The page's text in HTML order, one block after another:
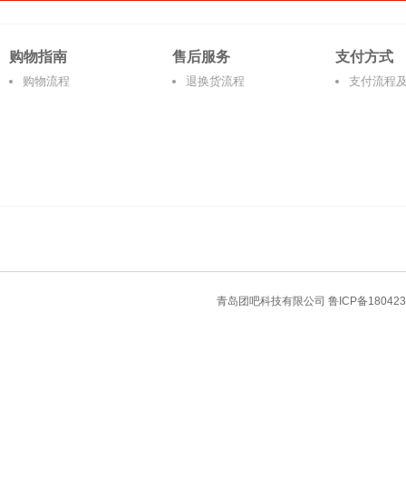
购物指南
购物流程
售后服务
退换货流程
支付方式
支付流程
青岛团吧科技有限公司 鲁ICP备